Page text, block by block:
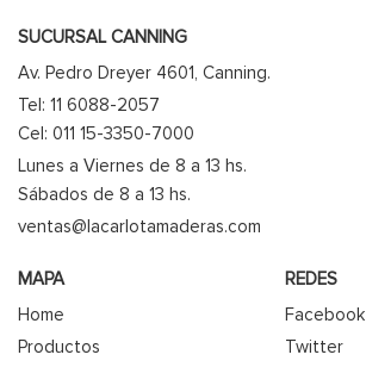
SUCURSAL CANNING
Av. Pedro Dreyer 4601, Canning.
Tel: 11 6088-2057
Cel: 011 15-3350-7000
Lunes a Viernes de 8 a 13 hs.
Sábados de 8 a 13 hs.
ventas@lacarlotamaderas.com
MAPA
Home
Productos
REDES
Facebook
Twitter